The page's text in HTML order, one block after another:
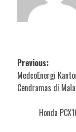
Post
Previous:
MedcoEnergi
Cendramas di
Honda